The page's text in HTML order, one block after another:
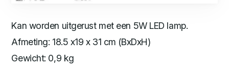
Kan worden uitgerust met een 5W LED lamp.
Afmeting: 18.5 x19 x 31 cm (BxDxH)
Gewicht: 0,9 kg